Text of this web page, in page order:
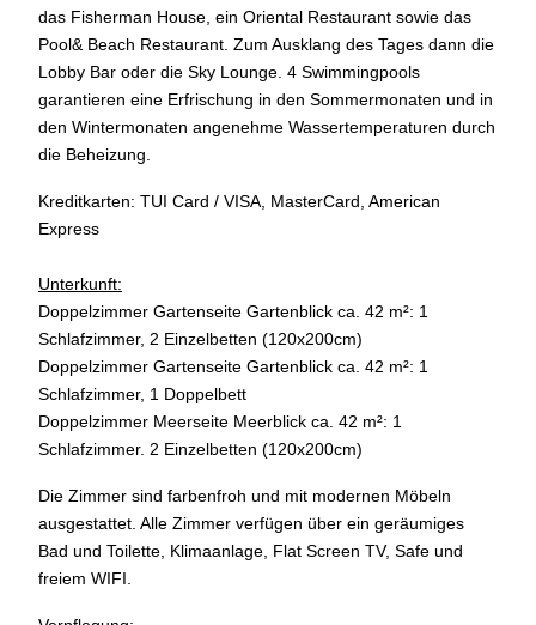
das Fisherman House, ein Oriental Restaurant sowie das
Pool& Beach Restaurant. Zum Ausklang des Tages dann die
Lobby Bar oder die Sky Lounge. 4 Swimmingpools
garantieren eine Erfrischung in den Sommermonaten und in
den Wintermonaten angenehme Wassertemperaturen durch
die Beheizung.
Kreditkarten: TUI Card / VISA, MasterCard, American
Express
Unterkunft:
Doppelzimmer Gartenseite Gartenblick ca. 42 m²: 1
Schlafzimmer, 2 Einzelbetten (120x200cm)
Doppelzimmer Gartenseite Gartenblick ca. 42 m²: 1
Schlafzimmer, 1 Doppelbett
Doppelzimmer Meerseite Meerblick ca. 42 m²: 1
Schlafzimmer. 2 Einzelbetten (120x200cm)
Die Zimmer sind farbenfroh und mit modernen Möbeln
ausgestattet. Alle Zimmer verfügen über ein geräumiges
Bad und Toilette, Klimaanlage, Flat Screen TV, Safe und
freiem WIFI.